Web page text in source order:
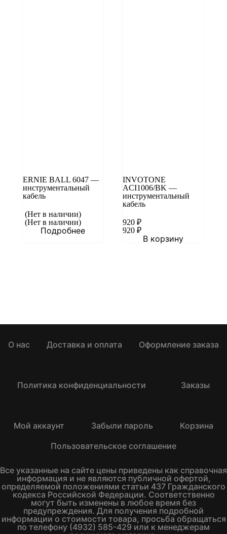
ERNIE BALL 6047 —
инструментальный
кабель
(Нет в наличии)
(Нет в наличии)
Подробнее
INVOTONE
ACI1006/BK —
инструментальный
кабель
920 ₽
920 ₽
В корзину
О нас Доставка и оплата Оформление заказа
Политика конфиденциальности Заказы
Мой аккаунт Забыли пароль
Корзина
Пользовательское соглашение
Все указанные на сайте цены приведены как справочная
информация и не являются публичной офертой,
определяемой положениями статьи 437 Гражданского
кодекса Российской Федерации. Соответственно
могут быть изменены в любое время без
предупреждения. Для получения подробной
информации о стоимости товара, просьба обращаться
по телефону (4932) 585-429 или к менеджерам